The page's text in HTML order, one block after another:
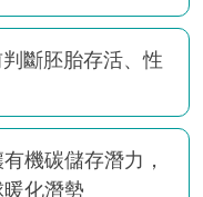
斷胚胎存活、性
機碳儲存潛力，
化潛勢